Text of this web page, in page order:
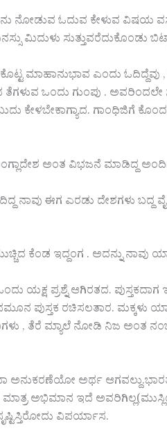
ನೋಡುವ ಓದುವ ಕೇಳುವ ವಿಷಯ
ಮಿದುಳು ಸುತ್ತುವರೆದುಕೊಂಡು
ಕೊಟ್ಟ ಮಾಹಾನುಭಾವ ಎಂದು
ಒಂದು ಗುಂಪು . ಅವರಿಂದಲೇ
ಕೇಳಬೇಕಾಗ್ಯಾದ. ಗಾಂಧಿಜಿಗೆ
ಅಂತ ವಿಭಜನೆ ಮಾಡಿದ್ದ
ಈಗ ಎರಡು ದೇಶಗಳು ಬದ್ದ
ಕೆಂಡ ಇದ್ದಂಗ . ಅದನ್ನು ನಾವು
ಪ್ರಶ್ನೆ ಆಗಿರತದ. ಪುಸ್ತಕದಾಗ
ಪುಸ್ತಕ ರಚಿಸಲತಾರ. ಮಕ್ಕಳು
, ತೆರೆ ಮ್ಯಾಲೆ ನೋಡಿ ನಿಜ ಅಂತ
ಅನುಕರಣೆಯೋ ಅರ್ಥ
ಮಾತ್ರ ಅಭಿಮಾನ ಇದೆ
ವಿಪರ್ಯಾಸ.